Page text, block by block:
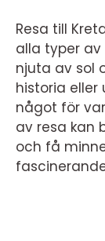
Resa till
alla typer av
njuta av sol
historia eller
något för
av resa kan
och få